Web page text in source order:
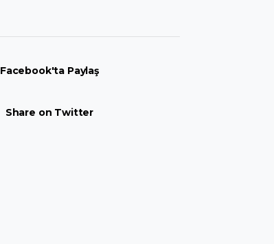
Facebook'ta Paylaş
Share on Twitter